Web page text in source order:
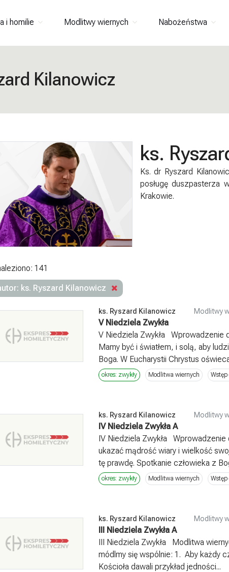
i homilie Modlitwy wiernych Nabożeństwa
Kilanowicz
ks.
Ks. dr Ryszard
posługę duszpasterza
Krakowie.
141
ks. Ryszard Kilanowicz
ks. Ryszard Kilanowicz Modlitwy
V Niedziela Zwykła
V Niedziela Zwykła Wprowadzenie
Mamy być i światłem, i solą, aby
Boga. W Eucharystii Chrystus
okres: zwykły Modlitwa wiernych
ks. Ryszard Kilanowicz Modlitwy
IV Niedziela Zwykła A
IV Niedziela Zwykła Wprowadzenie
ukazać mądrość wiary i wielkość
tę prawdę. Spotkanie człowieka z
okres: zwykły Modlitwa wiernych
ks. Ryszard Kilanowicz Modlitwy
III Niedziela Zwykła A
III Niedziela Zwykła Modlitwa
módlmy się wspólnie: 1. Aby każdy
Kościoła dawali przykład jedności...